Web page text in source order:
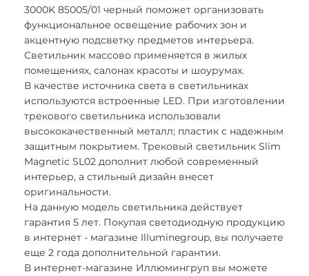
3000K 85005/01 черный поможет организовать
функциональное освещение рабочих зон и
акцентную подсветку предметов интерьера.
Светильник массово применяется в жилых
помещениях, салонах красоты и шоурумах.
В качестве источника света в светильниках
используются встроенные LED. При изготовлении
трекового светильника использовали
высококачественный металл; пластик с надежным
защитным покрытием. Трековый светильник Slim
Magnetic SL02 дополнит любой современный
интерьер, а стильный дизайн внесет
оригинальности.
На данную модель светильника действует
гарантия 5 лет. Покупая светодиодную продукцию
в интернет - магазине Illuminegroup, вы получаете
еще 2 года дополнительной гарантии.
В интернет-магазине Иллюмингруп вы можете